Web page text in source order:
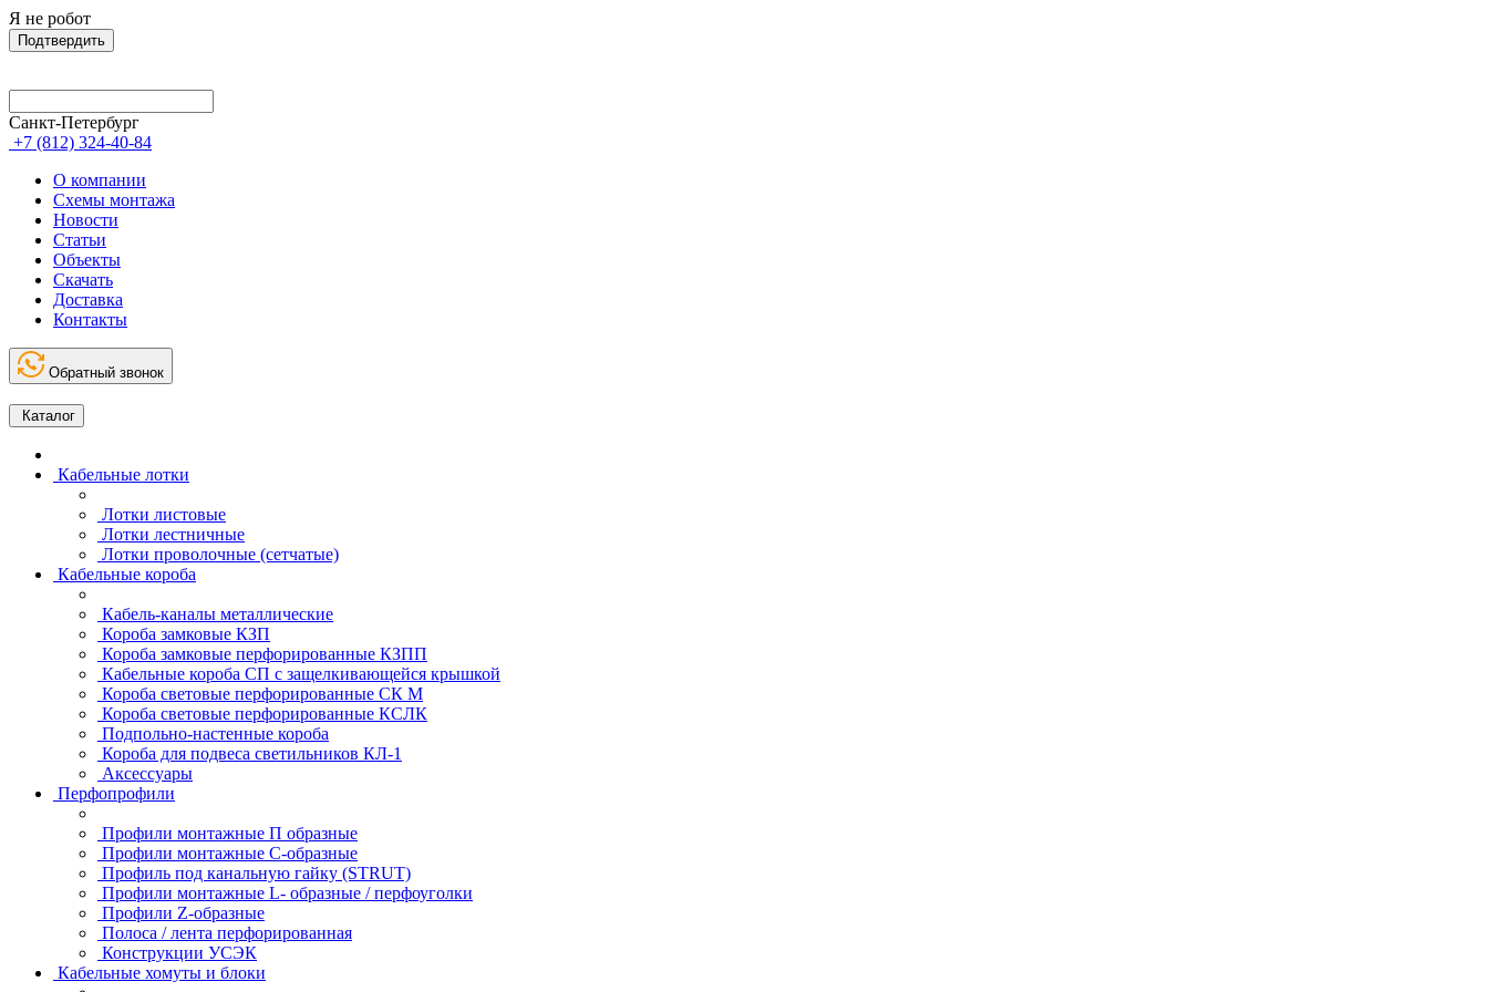
Я не робот
Подтвердить
Санкт-Петербург
+7 (812) 324-40-84
О компании
Схемы монтажа
Новости
Статьи
Объекты
Скачать
Доставка
Контакты
Обратный звонок
Каталог
Кабельные лотки
Лотки листовые
Лотки лестничные
Лотки проволочные (сетчатые)
Кабельные короба
Кабель-каналы металлические
Короба замковые КЗП
Короба замковые перфорированные КЗПП
Кабельные короба СП с защелкивающейся крышкой
Короба световые перфорированные СК М
Короба световые перфорированные КСЛК
Подпольно-настенные короба
Короба для подвеса светильников КЛ-1
Аксессуары
Перфопрофили
Профили монтажные П образные
Профили монтажные C-образные
Профиль под канальную гайку (STRUT)
Профили монтажные L- образные / перфоуголки
Профили Z-образные
Полоса / лента перфорированная
Конструкции УСЭК
Кабельные хомуты и блоки